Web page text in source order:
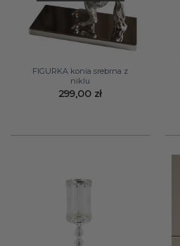
FIGURKA konia srebrna z
niklu
299,00 zł